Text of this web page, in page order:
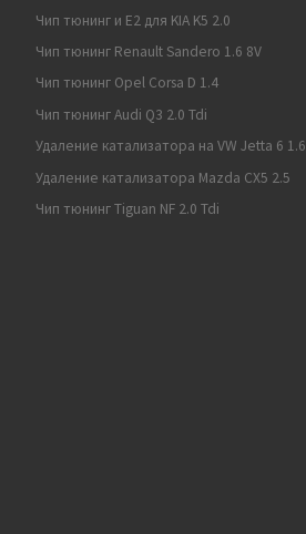
Чип тюнинг и E2 для KIA K5 2.0
Чип тюнинг Renault Sandero 1.6 8V
Чип тюнинг Opel Corsa D 1.4
Чип тюнинг Audi Q3 2.0 Tdi
Удаление катализатора на VW Jetta 6 1.6
Удаление катализатора Mazda CX5 2.5
Чип тюнинг Tiguan NF 2.0 Tdi